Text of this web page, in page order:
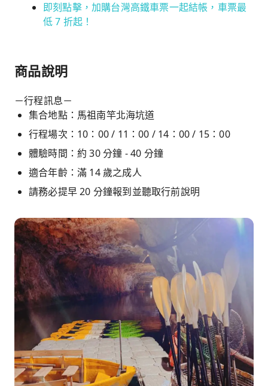
即刻點擊，加購台灣高鐵車票一起結帳，車票最
低 7 折起！
商品說明
－行程訊息－
集合地點：馬祖南竿北海坑道
行程場次：10：00 / 11：00 / 14：00 / 15：00
體驗時間：約 30 分鐘 - 40 分鐘
適合年齡：滿 14 歲之成人
請務必提早 20 分鐘報到並聽取行前說明